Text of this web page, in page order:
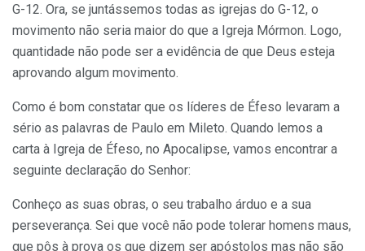
G-12. Ora, se juntássemos todas as igrejas do G-12, o
movimento não seria maior do que a Igreja Mórmon. Logo,
quantidade não pode ser a evidência de que Deus esteja
aprovando algum movimento.
Como é bom constatar que os líderes de Éfeso levaram a
sério as palavras de Paulo em Mileto. Quando lemos a
carta à Igreja de Éfeso, no Apocalipse, vamos encontrar a
seguinte declaração do Senhor:
Conheço as suas obras, o seu trabalho árduo e a sua
perseverança. Sei que você não pode tolerar homens maus,
que pôs à prova os que dizem ser apóstolos mas não são